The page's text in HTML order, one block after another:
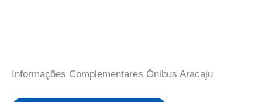
Informações Complementares Ônibus Aracaju